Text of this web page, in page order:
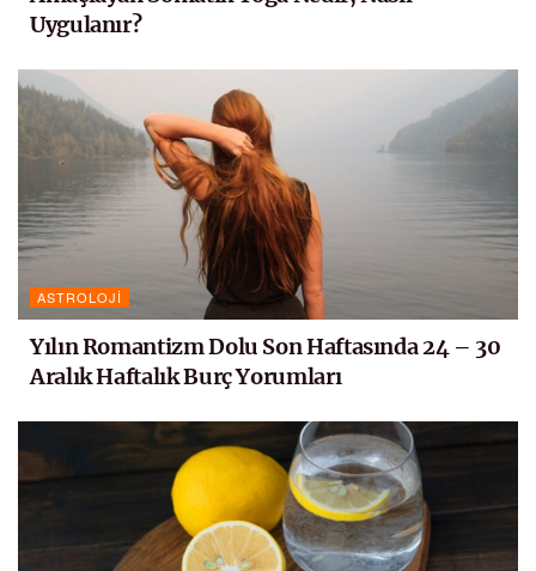
Uygulanır?
ASTROLOJI
Yılın Romantizm Dolu Son Haftasında 24 – 30
Aralık Haftalık Burç Yorumları